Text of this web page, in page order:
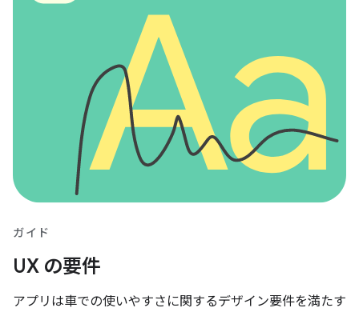
ガイド
UX の要件
アプリは車での使いやすさに関するデザイン要件を満たす